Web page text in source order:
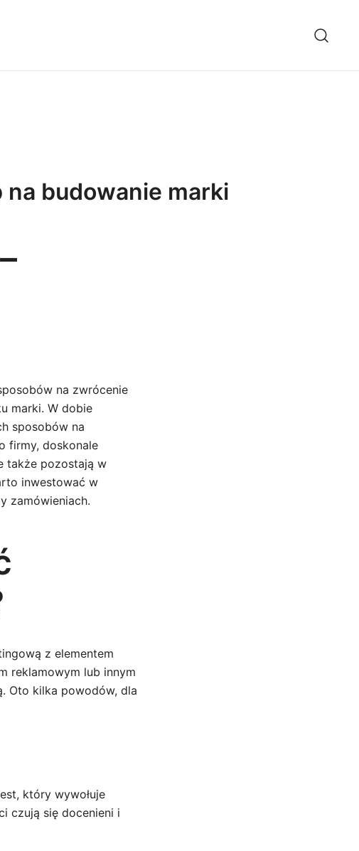
budowanie marki
na zwrócenie
marki. W dobie
sposobów na
firmy, doskonale
także pozostają w
inwestować w
zamówieniach.
z elementem
reklamowym lub innym
Oto kilka powodów, dla
który wywołuje
czują się docenieni i